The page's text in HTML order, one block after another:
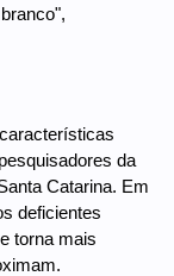
da
Catarina. Em
deficientes
torna mais